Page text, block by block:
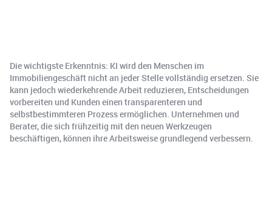
Die wichtigste Erkenntnis: KI wird den Menschen im
Immobiliengeschäft nicht an jeder Stelle vollständig ersetzen. Sie
kann jedoch wiederkehrende Arbeit reduzieren, Entscheidungen
vorbereiten und Kunden einen transparenteren und
selbstbestimmteren Prozess ermöglichen. Unternehmen und
Berater, die sich frühzeitig mit den neuen Werkzeugen
beschäftigen, können ihre Arbeitsweise grundlegend verbessern.